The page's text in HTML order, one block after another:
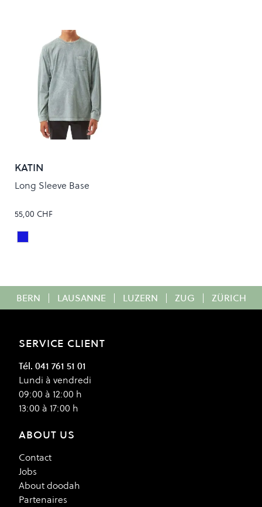
KATIN
Long Sleeve Base
55,00 CHF
Colour
Steel Blue Mineral
BERN | LAUSANNE | LUZERN | ZUG | ZÜRICH
SERVICE CLIENT
Tél. 041 761 51 01
Lundi à vendredi
09:00 à 12:00 h
13:00 à 17:00 h
ABOUT US
Contact
Jobs
About doodah
Partenaires